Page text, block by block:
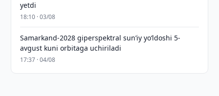
yetdi
18:10 · 03/08
Samarkand-2028 giperspektral sun’iy yo‘ldoshi 5-
avgust kuni orbitaga uchiriladi
17:37 · 04/08